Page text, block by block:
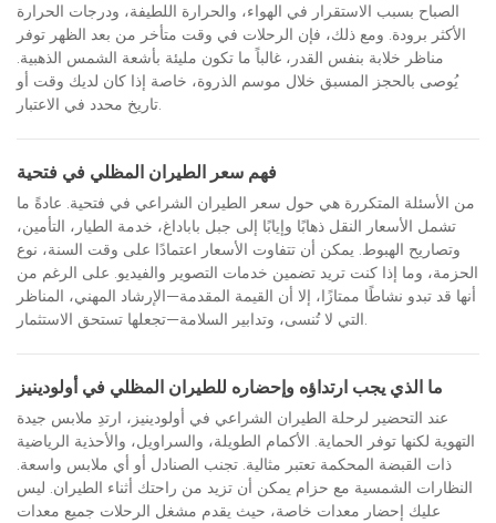
الصباح بسبب الاستقرار في الهواء، والحرارة اللطيفة، ودرجات الحرارة
الأكثر برودة. ومع ذلك، فإن الرحلات في وقت متأخر من بعد الظهر توفر
مناظر خلابة بنفس القدر، غالباً ما تكون مليئة بأشعة الشمس الذهبية.
يُوصى بالحجز المسبق خلال موسم الذروة، خاصة إذا كان لديك وقت أو
تاريخ محدد في الاعتبار.
فهم سعر الطيران المظلي في فتحية
من الأسئلة المتكررة هي حول سعر الطيران الشراعي في فتحية. عادةً ما
تشمل الأسعار النقل ذهابًا وإيابًا إلى جبل باباداغ، خدمة الطيار، التأمين،
وتصاريح الهبوط. يمكن أن تتفاوت الأسعار اعتمادًا على وقت السنة، نوع
الحزمة، وما إذا كنت تريد تضمين خدمات التصوير والفيديو. على الرغم من
أنها قد تبدو نشاطًا ممتازًا، إلا أن القيمة المقدمة—الإرشاد المهني، المناظر
التي لا تُنسى، وتدابير السلامة—تجعلها تستحق الاستثمار.
ما الذي يجب ارتداؤه وإحضاره للطيران المظلي في أولودينيز
عند التحضير لرحلة الطيران الشراعي في أولودينيز، ارتدِ ملابس جيدة
التهوية لكنها توفر الحماية. الأكمام الطويلة، والسراويل، والأحذية الرياضية
ذات القبضة المحكمة تعتبر مثالية. تجنب الصنادل أو أي ملابس واسعة.
النظارات الشمسية مع حزام يمكن أن تزيد من راحتك أثناء الطيران. ليس
عليك إحضار معدات خاصة، حيث يقدم مشغل الرحلات جميع معدات